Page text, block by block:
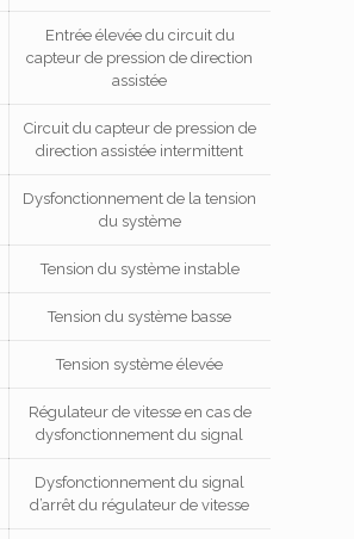
Entrée élevée du circuit du
capteur de pression de direction
assistée
Circuit du capteur de pression de
direction assistée intermittent
Dysfonctionnement de la tension
du système
Tension du système instable
Tension du système basse
Tension système élevée
Régulateur de vitesse en cas de
dysfonctionnement du signal
Dysfonctionnement du signal
d’arrêt du régulateur de vitesse